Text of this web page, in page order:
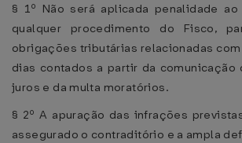
§ 1º Não será aplicada penalidade
qualquer procedimento do Fisco,
obrigações tributárias relacionadas
dias contados a partir da
juros e da multa moratórios.
§ 2º A apuração das infrações
assegurado o contraditório e a ampla